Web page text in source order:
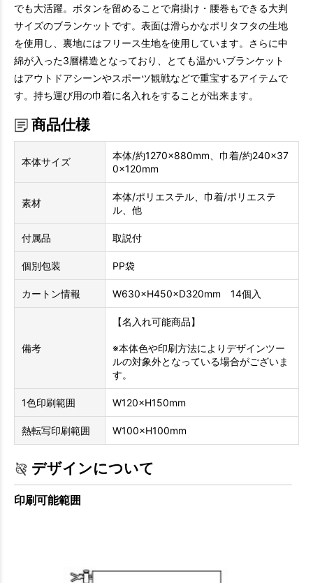
でも大活躍。ボタンを留めることで肩掛け・腰巻もできる大判
サイズのブランケットです。表面は滑らかなポリタフタの生地
を使用し、裏地にはフリース生地を使用しています。さらに中
綿が入った3層構造となっており、とても温かいブランケット
はアウトドアシーンやスポーツ観戦などで重宝するアイテムで
す。持ち運び用の巾着に名入れをすることが出来ます。
商品仕様
本体サイズ
本体/約1270×880mm、巾着/約240×37
0×120mm
素材
本体/ポリエステル、巾着/ポリエステ
ル、他
付属品 取説付
個別包装 PP袋
カートン情報 W630×H450×D320mm 14個入
備考
【名入れ可能商品】
※本体色や印刷方法によりデザインツー
ルの対象外となっている場合がございま
す。
1色印刷範囲 W120×H150mm
熱転写印刷範囲 W100×H100mm
デザインについて
印刷可能範囲